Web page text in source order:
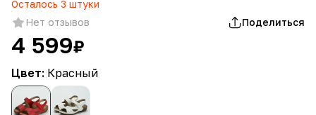
Осталось 3 штуки
Нет отзывов
Поделиться
4 599₽
Цвет: Красный